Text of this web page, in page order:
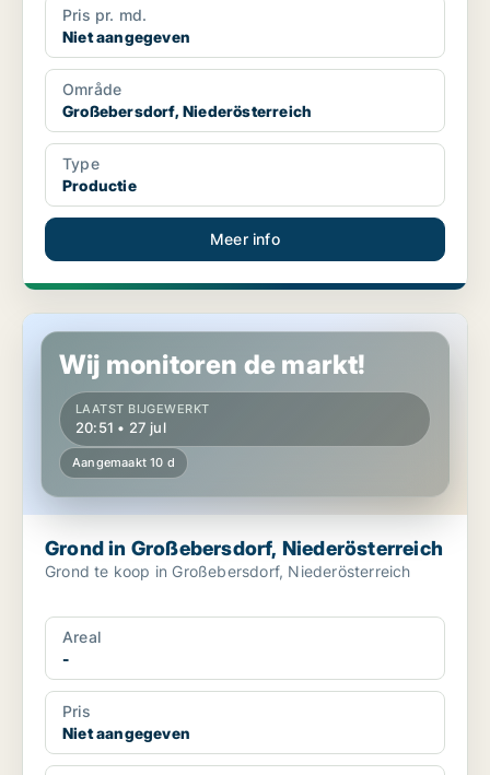
Pris pr. md.
Niet aangegeven
Område
Großebersdorf, Niederösterreich
Type
Productie
Meer info
Grond in Großebersdorf, Niederösterreich
Wij monitoren de markt!
LAATST BIJGEWERKT
20:51 • 27 jul
Aangemaakt 10 d
Grond in Großebersdorf, Niederösterreich
Grond te koop in Großebersdorf, Niederösterreich
Areal
-
Pris
Niet aangegeven